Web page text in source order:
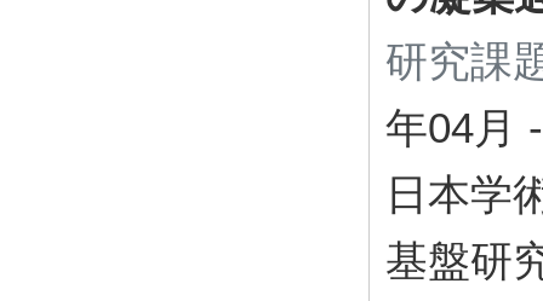
研究課
年04月 -
日本学
基盤研